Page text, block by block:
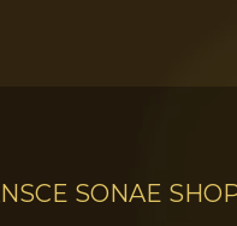
SONAE